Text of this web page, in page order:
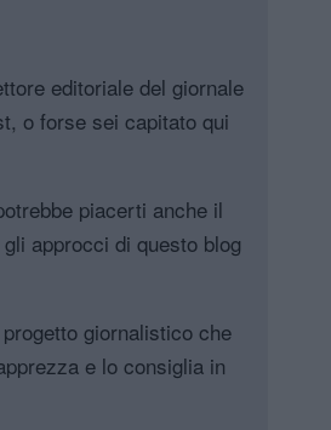
editoriale del giornale
o forse sei capitato qui
piacerti anche il
approcci di questo blog
giornalistico che
e lo consiglia in